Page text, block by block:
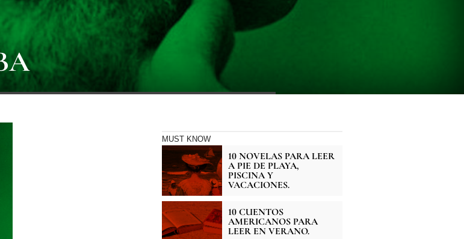
MUST KNOW
10 NOVELAS PARA LEER
A PIE DE PLAYA,
PISCINA Y
VACACIONES.
10 CUENTOS
AMERICANOS PARA
LEER EN VERANO.